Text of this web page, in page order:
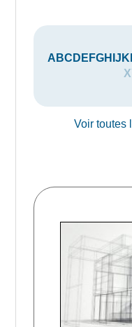
A BC D E FGH IJ K
X
Voir toutes